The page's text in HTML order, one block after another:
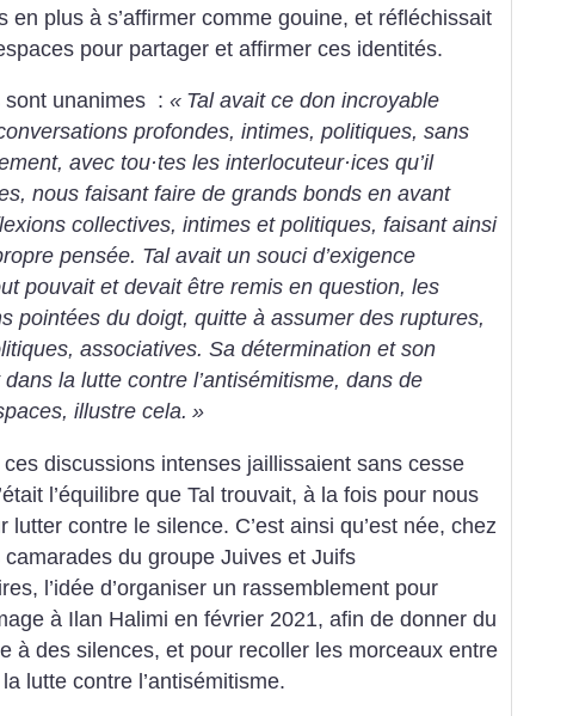
en plus à s’affirmer comme gouine, et réfléchissait
pour partager et affirmer ces identités.
sont unanimes : « Tal avait ce don incroyable
profondes, intimes, politiques, sans
avec tou·tes les interlocuteur·ices qu’il
nous faisant faire de grands bonds en avant
collectives, intimes et politiques, faisant ainsi
pensée. Tal avait un souci d’exigence
pouvait et devait être remis en question, les
pointées du doigt, quitte à assumer des ruptures,
associatives. Sa détermination et son
la lutte contre l’antisémitisme, dans de
illustre cela. »
discussions intenses jaillissaient sans cesse
l’équilibre que Tal trouvait, à la fois pour nous
lutter contre le silence. C’est ainsi qu’est née, chez
camarades du groupe Juives et Juifs
l’idée d’organiser un rassemblement pour
à Ilan Halimi en février 2021, afin de donner du
à des silences, et pour recoller les morceaux entre
lutte contre l’antisémitisme.